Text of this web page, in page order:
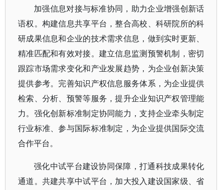
加强信息对接与标准协同，助力企业增强创新话
语权。构建信息共享平台，整合高校、科研院所的科
研成果信息和企业的技术需求信息，做到实时更新、
精准匹配和有效对接。建立信息监测预警机制，密切
跟踪市场需求变化和产业发展趋势，为企业创新决策
提供参考。完善知识产权信息服务体系，为企业提供
检索、分析、预警等服务，提升企业知识产权管理能
力。强化创新标准制定协同能力，支持企业牵头制定
行业标准、参与国际标准制定，为企业提供国际交流
合作平台。
强化中试平台建设协同保障，打通科技成果转化
通道。共建共享中试平台，加大投入建设国家级、省